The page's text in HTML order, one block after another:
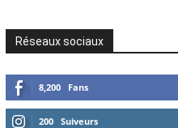
Réseaux sociaux
8,200 Fans
200 Suiveurs